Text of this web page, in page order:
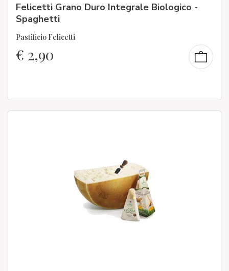
Felicetti Grano Duro Integrale Biologico -
Spaghetti
Pastificio Felicetti
€ 2,90